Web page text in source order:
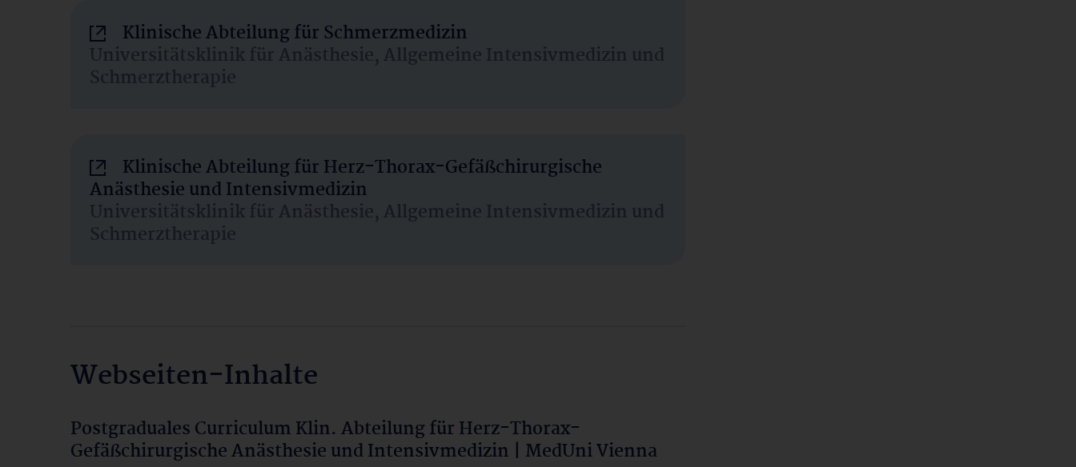
Klinische Abteilung für Schmerzmedizin
Universitätsklinik für Anästhesie, Allgemeine Intensivmedizin und
Schmerztherapie
Klinische Abteilung für Herz-Thorax-Gefäßchirurgische
Anästhesie und Intensivmedizin
Universitätsklinik für Anästhesie, Allgemeine Intensivmedizin und
Schmerztherapie
Webseiten-Inhalte
Postgraduales Curriculum Klin. Abteilung für Herz-Thorax-
Gefäßchirurgische Anästhesie und Intensivmedizin | MedUni Vienna